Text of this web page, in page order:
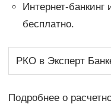
Интернет-
бесплатно.
РКО в Эксперт
Подробнее о